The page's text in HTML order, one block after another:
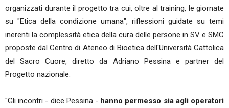
organizzati durante il progetto tra cui, oltre al training, le giornate
su "Etica della condizione umana", riflessioni guidate su temi
inerenti la complessità etica della cura delle persone in SV e SMC
proposte dal Centro di Ateneo di Bioetica dell'Università Cattolica
del Sacro Cuore, diretto da Adriano Pessina e partner del
Progetto nazionale.
"Gli incontri - dice Pessina - hanno permesso sia agli operatori